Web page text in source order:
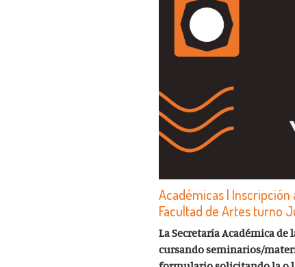
Académicas |
Facultad de Artes turno
La Secretaría Académica
cursando seminarios/